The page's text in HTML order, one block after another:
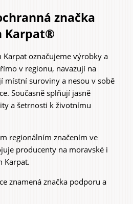
značka
Karpat®
Karpat označujeme výrobky a
v regionu, navazují na
místní suroviny a nesou v sobě
Současně splňují jasně
a šetrnosti k životnímu
regionálním značením ve
producenty na moravské i
Karpat.
znamená značka podporu a